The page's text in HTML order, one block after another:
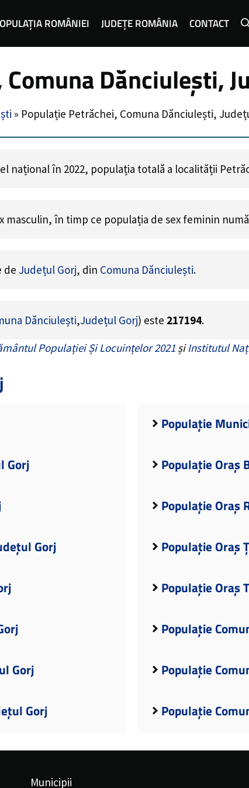
ROMÂNIEI JUDEȚE ROMÂNIA CONTACT
Dănciulești,
» Populație Petrăchei, Comuna Dănciulești,
național în 2022, populația totală a localității
masculin, în timp ce populația de sex feminin
de Județul Gorj, din Comuna Dănciulești.
Dănciulești,Județul Gorj) este 217194.
Populației Și Locuințelor 2021 șiInstitutul
Populație
Gorj Populație Oraș
Populație Oraș
Gorj Populație Oraș
Populație Oraș
Populație
Gorj Populație
Gorj Populație
Municipii